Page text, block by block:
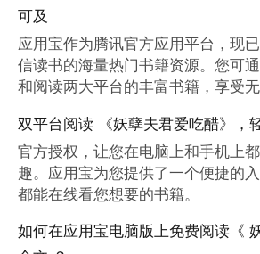
可及
应用宝作为腾讯官方应用平台，现
信读书的海量热门书籍资源。您可
和阅读两大平台的丰富书籍，享受无
双平台阅读 《妖孽夫君爱吃醋》，
官方授权，让您在电脑上和手机上
趣。应用宝为您提供了一个便捷的
都能在线看您想要的书籍。
如何在应用宝电脑版上免费阅读《